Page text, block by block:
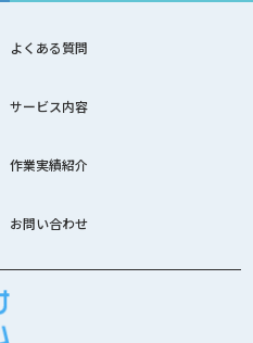
よくある質問
サービス内容
作業実績紹介
お問い合わせ